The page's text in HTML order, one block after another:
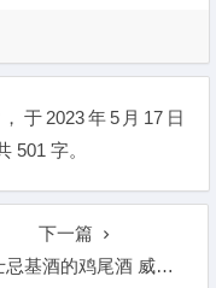
于2023年5月17日
501 字。
下一篇
酒的鸡尾酒 威士忌基酒的鸡尾酒怎么喝